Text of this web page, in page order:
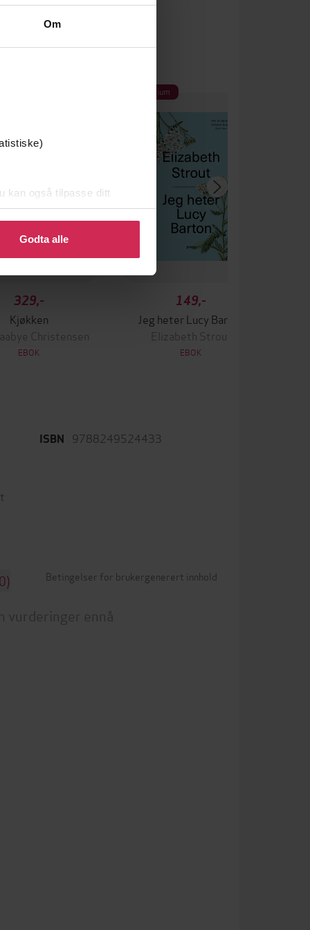
Om
kan også tilpasse ditt
eller endre ditt samtykke.
Godta alle
329,-
Kjøkken
Christensen
EBOK
Premium
149,-
Jeg heter Lucy Barton
Elizabeth Strout
EBOK
ISBN 9788249524433
Betingelser for brukergenerert innhold
vurderinger ennå